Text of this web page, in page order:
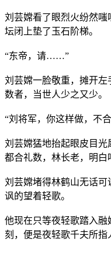
刘芸嫦看了眼烈火纷然
坛闭上垫了玉石阶梯。
“东帝，请……”
刘芸嫦一脸敬重，摊开
数者，当世人少之又少。
“刘将军，你这样做，不
刘芸嫦猛地抬起眼皮目光
都合礼数，林长老，明白
刘芸嫦堵得林鹤山无话可
讽的望着轻歌。
他现在只等夜轻歌踏入
刻，便是夜轻歌千夫所指